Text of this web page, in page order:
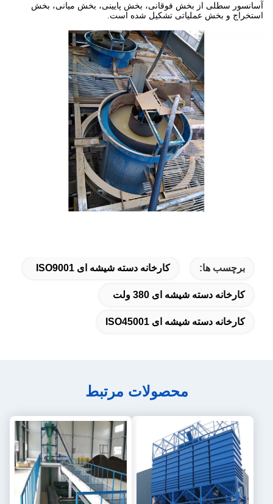
آسانسور سطلی از بخش فوقانی، بخش پایینی، بخش میانی، بخش
استخراج و بخش عملیاتی تشکیل شده است.
برچسب ها: کارخانه دسته شیشه ای ISO9001
کارخانه دسته شیشه ای 380 ولت
کارخانه دسته شیشه ای ISO45001
محصولات مرتبط